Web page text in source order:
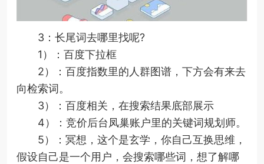
3：长尾词去哪里找呢?
1）：百度下拉框
2）：百度指数里的人群图谱，下方会有来去
向检索词。
3）：百度相关，在搜索结果底部展示
4）：竞价后台凤巢账户里的关键词规划师。
5）：冥想，这个是玄学，你自己互换思维，
假设自己是一个用户，会搜索哪些词，想了解哪